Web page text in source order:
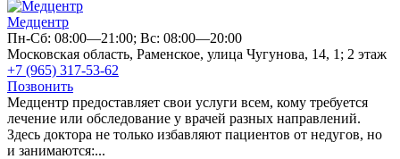
Медцентр
Пн-Сб: 08:00—21:00; Вс: 08:00—20:00
Московская область, Раменское, улица Чугунова, 14, 1; 2 этаж
+7 (965) 317-53-62
Позвонить
Медцентр предоставляет свои услуги всем, кому требуется
лечение или обследование у врачей разных направлений.
Здесь доктора не только избавляют пациентов от недугов, но
и занимаются:...